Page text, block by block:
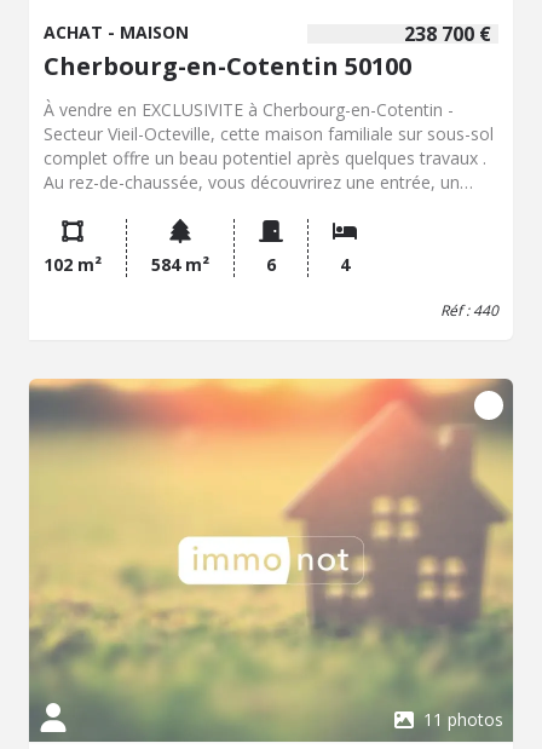
238 700 €
ACHAT - MAISON
Cherbourg-en-Cotentin 50100
À vendre en EXCLUSIVITE à Cherbourg-en-Cotentin -
Secteur Vieil-Octeville, cette maison familiale sur sous-sol
complet offre un beau potentiel après quelques travaux .
Au rez-de-chaussée, vous découvrirez une entrée, un
deux chambres ainsi qu'une salle d'eau avec WC. À
l'étage, deux chambres supplémentaires et des greniers
offrent de nombreuses possibilités d'aménagement selon
vos besoins (rangements, bureau, salle de jeux...). À
de 3 km de Naval Group, 17 km d'Orano et 21 km de
Flamanville, un emplacement idéal pour les actifs du
bassin d'emploi.
102 m² 584 m² 6 4
Réf : 440
11 photos